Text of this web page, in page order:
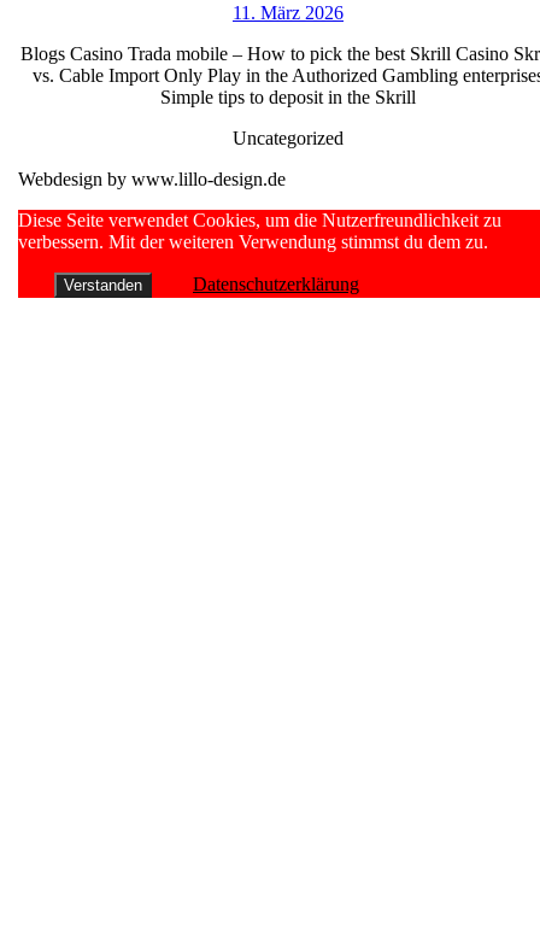
leer
2026
Join
the
Best
on
the
casino
11. März 202611.
2026
Blogs Casino Trada mobile – How to pick the best Skrill Casino
vs. Cable Import Only Play in the Authorized Gambling
Simple tips to deposit in the Skrill
Uncategorized
Webdesign by www.lillo-design.de
Scroll
Up
Diese Seite verwendet Cookies, um die Nutzerfreundlichkeit zu
verbessern. Mit der weiteren Verwendung stimmst du dem zu.
Verstanden Datenschutzerklärung